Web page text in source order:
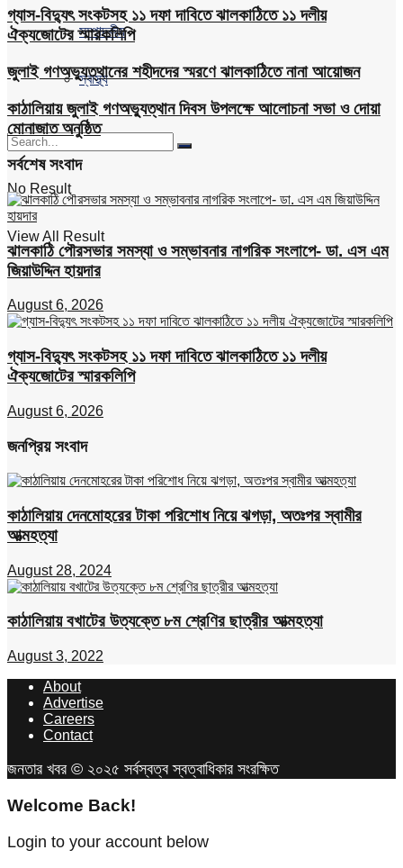
সম্পাদকীয়
স্বাস্থ্য
No Result
View All Result
গ্যাস-বিদ্যুৎ সংকটসহ ১১ দফা দাবিতে ঝালকাঠিতে ১১ দলীয়
ঐক্যজোটের স্মারকলিপি
জুলাই গণঅভ্যুত্থানের শহীদদের স্মরণে ঝালকাঠিতে নানা আয়োজন
কাঠালিয়ায় জুলাই গণঅভ্যুত্থান দিবস উপলক্ষে আলোচনা সভা ও দোয়া
মোনাজাত অনুষ্ঠিত
সর্বশেষ সংবাদ
ঝালকাঠি পৌরসভার সমস্যা ও সম্ভাবনার নাগরিক সংলাপে- ডা. এস এম
জিয়াউদ্দিন হায়দার
August 6, 2026
গ্যাস-বিদ্যুৎ সংকটসহ ১১ দফা দাবিতে ঝালকাঠিতে ১১ দলীয়
ঐক্যজোটের স্মারকলিপি
August 6, 2026
জনপ্রিয় সংবাদ
কাঠালিয়ায় দেনমোহরের টাকা পরিশোধ নিয়ে ঝগড়া, অতঃপর স্বামীর
আত্মহত্যা
August 28, 2024
কাঠালিয়ায় বখাটের উত্যক্তে ৮ম শ্রেণির ছাত্রীর আত্মহত্যা
August 3, 2022
About
Advertise
Careers
Contact
জনতার খবর © ২০২৫ সর্বস্বত্ব স্বত্বাধিকার সংরক্ষিত
Welcome Back!
Login to your account below